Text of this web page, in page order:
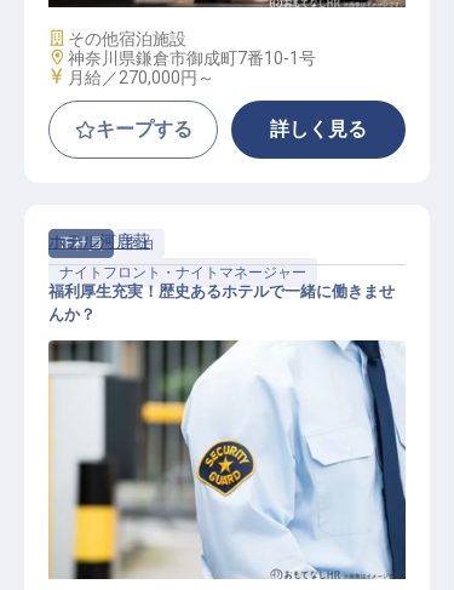
施設業態
その他宿泊施設
勤務地
神奈川県鎌倉市御成町7番10-1号
給与
月給／270,000円～
キープする 詳しく見る
正社員
宿泊
ナイトフロント・ナイトマネージャー
ナイトフロント
ホテル河鹿荘
福利厚生充実！歴史あるホテルで一緒に働きませ
んか？